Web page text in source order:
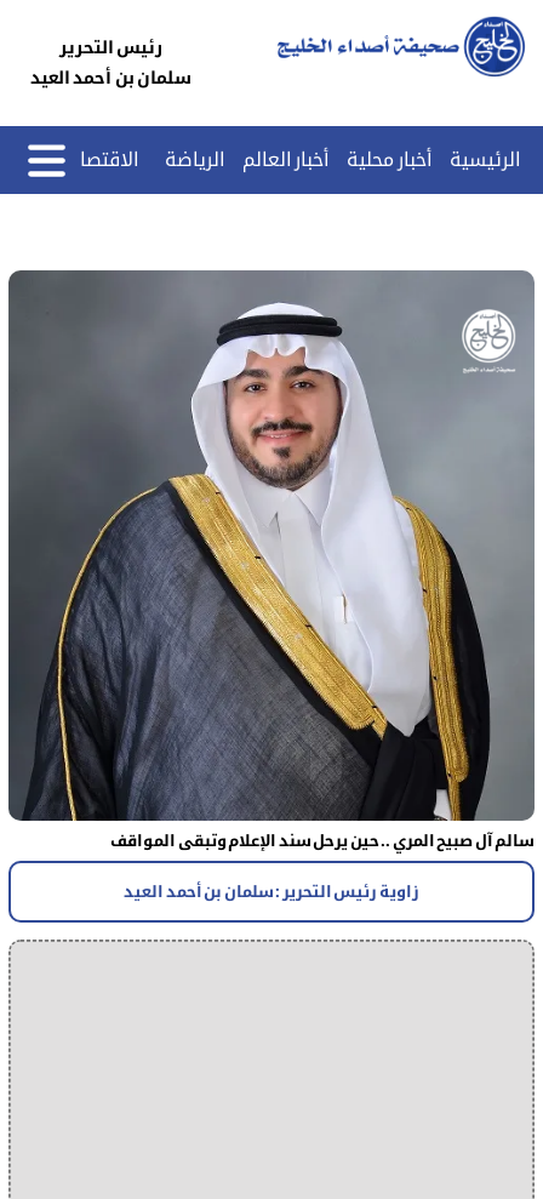
رئيس التحرير
سلمان بن أحمد العيد
الرئيسية أخبار محلية أخبار العالم الرياضة الاقتصاد
سالم آل صبيح المري .. حين يرحل سند الإعلام وتبقى المواقف
زاوية رئيس التحرير : سلمان بن أحمد العيد